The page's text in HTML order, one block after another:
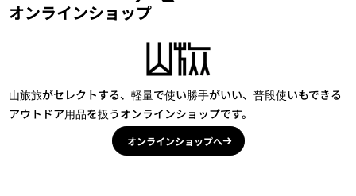
オンラインショップ
山旅旅がセレクトする、軽量で使い勝手がいい、普段使いもできる
アウトドア用品を扱うオンラインショップです。
オンラインショップへ